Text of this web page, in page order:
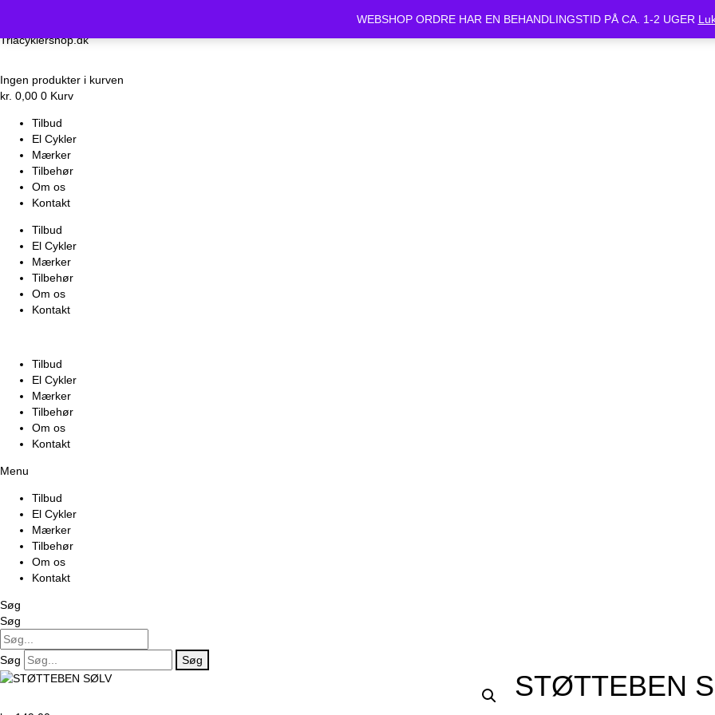
Vi holder lukket Mandag d.24/6 og Tirsdag d.25/6. Alle bestilte cykler vil være klar
Triacyklershop.dk
Ingen produkter i kurven
kr. 0,00 0 Kurv
Tilbud
El Cykler
Mærker
Tilbehør
Om os
Kontakt
Tilbud
El Cykler
Mærker
Tilbehør
Om os
Kontakt
Tilbud
El Cykler
Mærker
Tilbehør
Om os
Kontakt
Menu
Tilbud
El Cykler
Mærker
Tilbehør
Om os
Kontakt
Søg
Søg
Søg Søg
STØTTEBEN
WEBSHOP ORDRE HAR EN BEHANDLINGSTID PÅ CA. 1-2 UGER